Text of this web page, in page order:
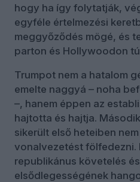
hogy ha így folytatják,
egyféle értelmezési
meggyőződés mögé, és
parton és Hollywoodon
Trumpot nem a hatalom
emelte naggyá – noha
–, hanem éppen az
hajtotta és hajtja.
sikerült első heteiben
vonalvezetést fölfedezni.
republikánus követelés
elsődlegességének